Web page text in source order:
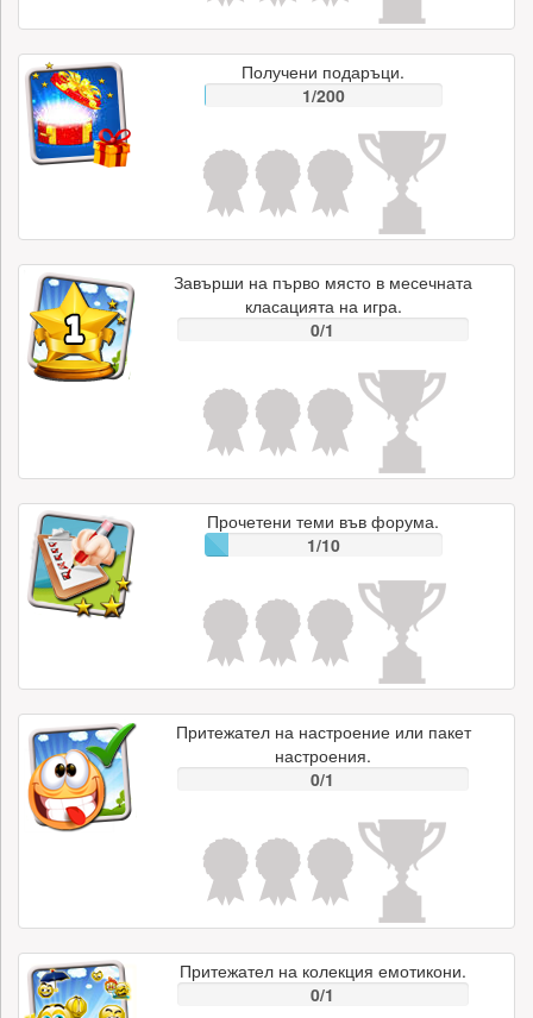
Получени подаръци.
1/200
Завърши на първо място в месечната
класацията на игра.
0/1
Прочетени теми във форума.
1/10
Притежател на настроение или пакет
настроения.
0/1
Притежател на колекция емотикони.
0/1